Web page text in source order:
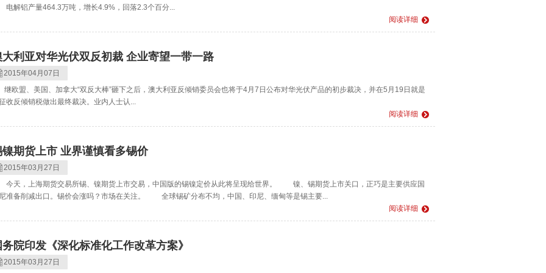
解铝产量464.3万吨，增长4.9%，回落2.3个百分...
阅读详细
大利亚对华光伏双反初裁 企业寄望一带一路
2015年04月07日
欧盟、美国、加拿大“双反大棒”砸下之后，澳大利亚反倾销委员会也将于4月7日公布对华光伏产品的初步裁决，并在5月19日就是
收反倾销税做出最终裁决。业内人士认...
阅读详细
镍期货上市 业界谨慎看多锡价
2015年03月27日
天，上海期货交易所锡、镍期货上市交易，中国版的锡镍定价从此将呈现给世界。 镍、锡期货上市关口，正巧是主要供应国
准备削减出口。锡价会涨吗？市场在关注。 全球锡矿分布不均，中国、印尼、缅甸等是锡主要...
阅读详细
务院印发《深化标准化工作改革方案》
2015年03月27日